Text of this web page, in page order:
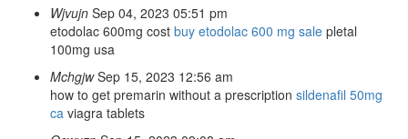
Wjvujn Sep 04, 2023 05:51 pm
etodolac 600mg cost buy etodolac 600 mg sale pletal
100mg usa
Mchgjw Sep 15, 2023 12:56 am
how to get premarin without a prescription sildenafil 50mg
ca viagra tablets